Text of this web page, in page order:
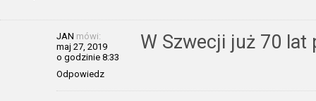
JAN mówi:
maj 27, 2019
o godzinie 8:33
Odpowiedz
W Szwecji już 70 lat